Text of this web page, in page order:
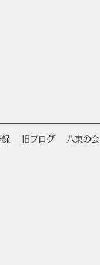
録 旧ブログ 八束の会